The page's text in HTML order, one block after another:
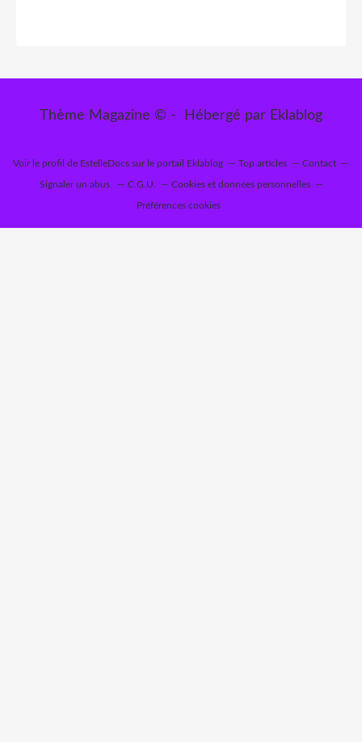
Thème Magazine © - Hébergé par Eklablog
Voir le profil de EstelleDocs sur le portail Eklablog Top articles Contact
Signaler un abus C.G.U. Cookies et données personnelles
Préférences cookies